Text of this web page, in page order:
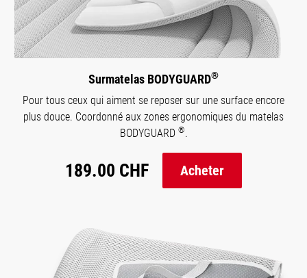
Surmatelas BODYGUARD®
Pour tous ceux qui aiment se reposer sur une surface encore
plus douce. Coordonné aux zones ergonomiques du matelas
BODYGUARD ®.
189.00 CHF Acheter